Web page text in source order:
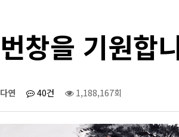
번창을 기원합
다연 40건 1,188,167회